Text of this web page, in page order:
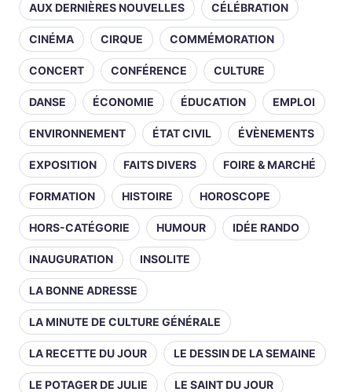
AUX DERNIÈRES NOUVELLES CÉLÉBRATION
CINÉMA CIRQUE COMMÉMORATION
CONCERT CONFÉRENCE CULTURE
DANSE ÉCONOMIE ÉDUCATION EMPLOI
ENVIRONNEMENT ÉTAT CIVIL ÉVÈNEMENTS
EXPOSITION FAITS DIVERS FOIRE & MARCHÉ
FORMATION HISTOIRE HOROSCOPE
HORS-CATÉGORIE HUMOUR IDÉE RANDO
INAUGURATION INSOLITE
LA BONNE ADRESSE
LA MINUTE DE CULTURE GÉNÉRALE
LA RECETTE DU JOUR LE DESSIN DE LA SEMAINE
LE POTAGER DE JULIE LE SAINT DU JOUR